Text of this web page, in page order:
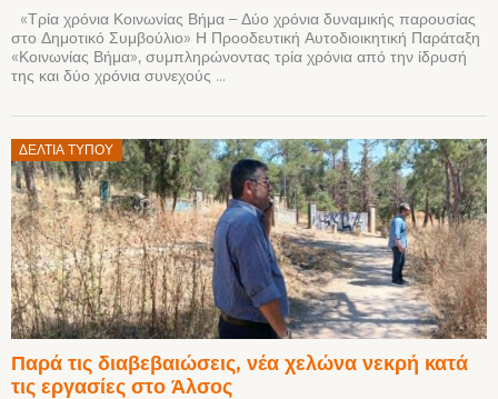
«Τρία χρόνια Κοινωνίας Βήμα – Δύο χρόνια δυναμικής παρουσίας
στο Δημοτικό Συμβούλιο» Η Προοδευτική Αυτοδιοικητική Παράταξη
«Κοινωνίας Βήμα», συμπληρώνοντας τρία χρόνια από την ίδρυσή
της και δύο χρόνια συνεχούς ...
ΔΕΛΤΊΑ ΤΎΠΟΥ
Παρά τις διαβεβαιώσεις, νέα χελώνα νεκρή κατά
τις εργασίες στο Άλσος
Posted
on